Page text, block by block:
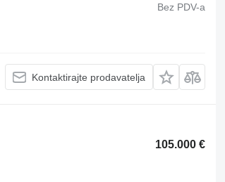
Bez PDV-a
Kontaktirajte prodavatelja
105.000 €